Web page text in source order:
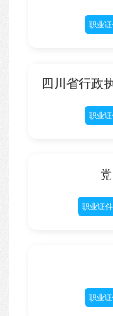
职业
四川省行政
职业
职业证件
职业